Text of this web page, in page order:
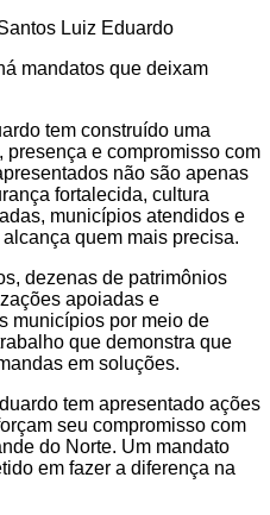
Luiz Eduardo
mandatos que deixam
tem construído uma
e compromisso com
não são apenas
fortalecida, cultura
municípios atendidos e
quem mais precisa.
dezenas de patrimônios
apoiadas e
municípios por meio de
que demonstra que
em soluções.
tem apresentado ações
seu compromisso com
do Norte. Um mandato
em fazer a diferença na